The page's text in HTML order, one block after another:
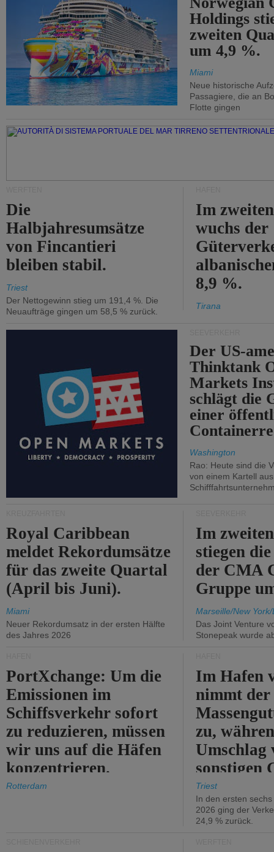
Holdings
zweiten
um 4,9 %.
Miami
Neue historische
Passagiere, die an
Flotte gingen
Die
Halbjahresumsätze
von Fincantieri
bleiben stabil.
Triest
Der Nettogewinn stieg um 191,4 %. Die
Neuaufträge gingen um 58,5 % zurück.
Im
wuchs der
8,9 %.
Tirana
Der US-
Thinktank
Markets
schlägt die
einer
Washington
Rao: Heute sind die
von einem Kartell
Royal Caribbean
meldet Rekordumsätze
für das zweite Quartal
(April bis Juni).
Miami
Neuer Rekordumsatz in der ersten Hälfte
des Jahres 2026
Im
stiegen
der CMA
Gruppe
Marseille/New
Das Joint Venture
Stonepeak wurde
PortXchange: Um die
Emissionen im
Schiffsverkehr sofort
zu reduzieren, müssen
wir uns auf die Häfen
konzentrieren.
Rotterdam
Im Hafen
nimmt der
zu,
Umschlag
sonstigen
abnimmt.
Triest
In den ersten
2026 ging der
24,9 % zurück.